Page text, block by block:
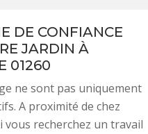
DE CONFIANCE
JARDIN À
01260
ne sont pas uniquement
A proximité de chez
vous recherchez un travail